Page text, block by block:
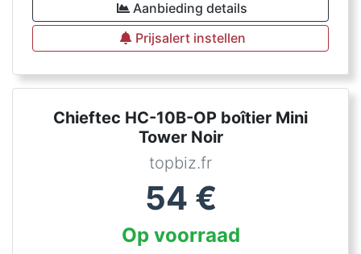
Aanbieding details
Prijsalert instellen
Chieftec HC-10B-OP boîtier Mini
Tower Noir
topbiz.fr
54 €
Op voorraad